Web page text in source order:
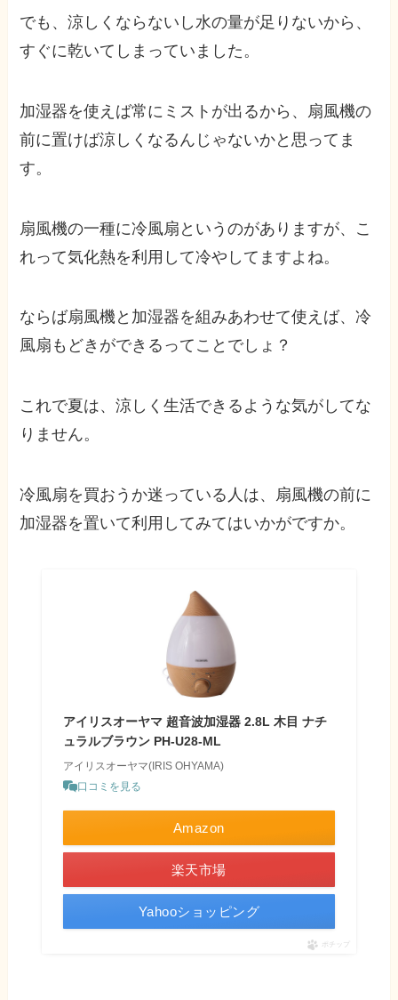
でも、涼しくならないし水の量が足りないから、
すぐに乾いてしまっていました。
加湿器を使えば常にミストが出るから、扇風機の
前に置けば涼しくなるんじゃないかと思ってま
す。
扇風機の一種に冷風扇というのがありますが、こ
れって気化熱を利用して冷やしてますよね。
ならば扇風機と加湿器を組みあわせて使えば、冷
風扇もどきができるってことでしょ？
これで夏は、涼しく生活できるような気がしてな
りません。
冷風扇を買おうか迷っている人は、扇風機の前に
加湿器を置いて利用してみてはいかがですか。
アイリスオーヤマ 超音波加湿器 2.8L 木目 ナチ
ュラルブラウン PH-U28-ML
アイリスオーヤマ(IRIS OHYAMA)
口コミを見る
Amazon
楽天市場
Yahooショッピング
ポチップ